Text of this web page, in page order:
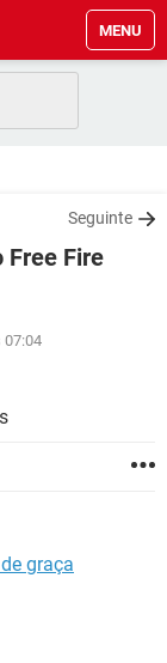
MENU
Seguinte
Free Fire
07:04
graça